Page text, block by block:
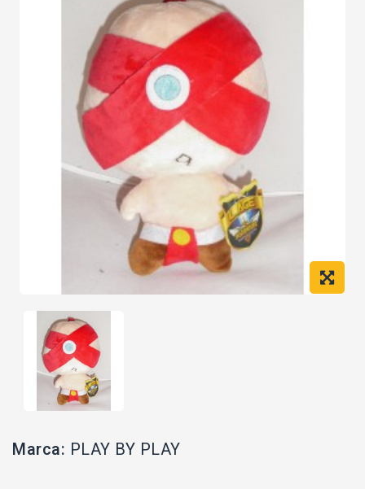
Marca: PLAY BY PLAY